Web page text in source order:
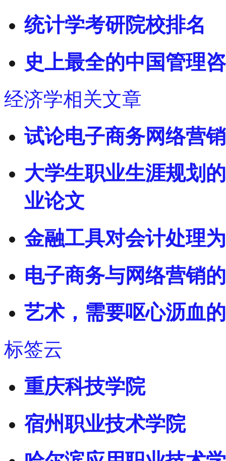
统计学考研院校排名
史上最全的中国管理
经济学相关文章
试论电子商务网络营
大学生职业生涯规划
业论文
金融工具对会计处理
电子商务与网络营销
艺术，需要呕心沥血
标签云
重庆科技学院
宿州职业技术学院